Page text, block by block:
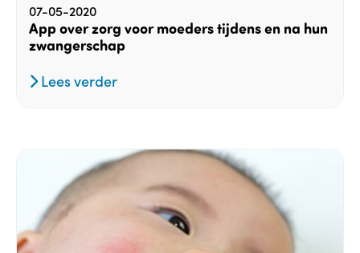
07-05-2020
App over zorg voor moeders tijdens en na hun
zwangerschap
Lees verder